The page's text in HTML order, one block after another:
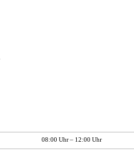
08:00 Uhr – 12:00 Uhr